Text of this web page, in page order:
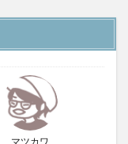
マツカワ